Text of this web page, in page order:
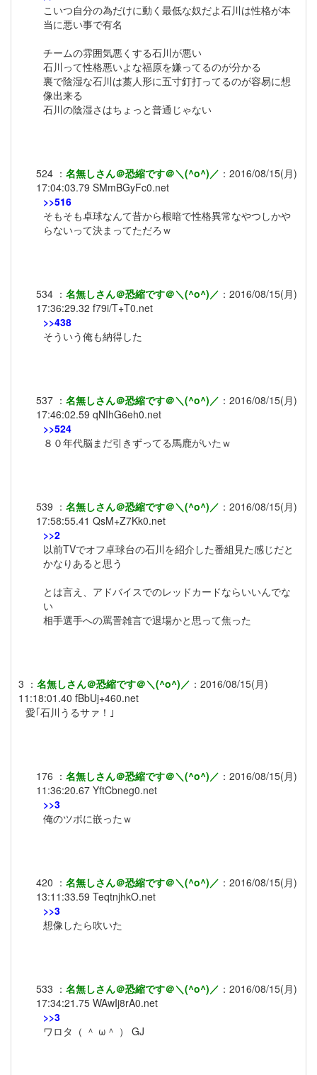
こいつ自分の為だけに動く最低な奴だよ石川は性格が本
当に悪い事で有名
チームの雰囲気悪くする石川が悪い
石川って性格悪いよな福原を嫌ってるのが分かる
裏で陰湿な石川は藁人形に五寸釘打ってるのが容易に想
像出来る
石川の陰湿さはちょっと普通じゃない
524 ： 名無しさん＠恐縮です＠＼(^o^)／ ： 2016/08/15(月)
17:04:03.79 SMmBGyFc0.net
>>516
そもそも卓球なんて昔から根暗で性格異常なやつしかや
らないって決まってただろｗ
534 ： 名無しさん＠恐縮です＠＼(^o^)／ ： 2016/08/15(月)
17:36:29.32 f79i/T+T0.net
>>438
そういう俺も納得した
537 ： 名無しさん＠恐縮です＠＼(^o^)／ ： 2016/08/15(月)
17:46:02.59 qNIhG6eh0.net
>>524
８０年代脳まだ引きずってる馬鹿がいたｗ
539 ： 名無しさん＠恐縮です＠＼(^o^)／ ： 2016/08/15(月)
17:58:55.41 QsM+Z7Kk0.net
>>2
以前TVでオフ卓球台の石川を紹介した番組見た感じだと
かなりあると思う
とは言え、アドバイスでのレッドカードならいいんでな
い
相手選手への罵詈雑言で退場かと思って焦った
3 ： 名無しさん＠恐縮です＠＼(^o^)／ ： 2016/08/15(月)
11:18:01.40 fBbUj+460.net
愛｢石川うるサァ！｣
176 ： 名無しさん＠恐縮です＠＼(^o^)／ ： 2016/08/15(月)
11:36:20.67 YftCbneg0.net
>>3
俺のツボに嵌ったｗ
420 ： 名無しさん＠恐縮です＠＼(^o^)／ ： 2016/08/15(月)
13:11:33.59 TeqtnjhkO.net
>>3
想像したら吹いた
533 ： 名無しさん＠恐縮です＠＼(^o^)／ ： 2016/08/15(月)
17:34:21.75 WAwIj8rA0.net
>>3
ワロタ（ ＾ ω＾ ） GJ